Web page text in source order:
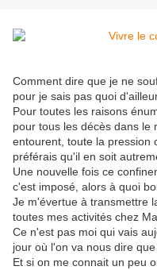
Comment dire que je ne
pour je sais pas quoi
Pour toutes les raisons
pour tous les décès dans le
entourent, toute la pression
préférais qu'il en soit
Une nouvelle fois ce
c'est imposé, alors à quoi
Je m'évertue à transmettre
toutes mes activités chez
Ce n'est pas moi qui vais
jour où l'on va nous dire
Et si on me connait un peu